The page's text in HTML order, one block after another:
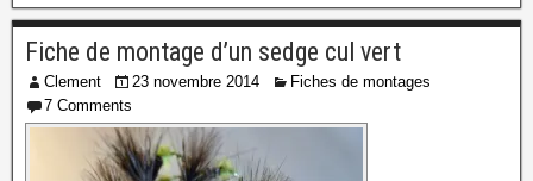
Fiche de montage d’un sedge cul vert
Clement 23 novembre 2014
Fiches de montages
7 Comments